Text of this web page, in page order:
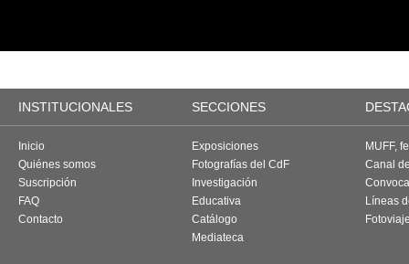
INSTITUCIONALES SECCIONES
Inicio
Quiénes somos
Suscripción
FAQ
Contacto
Exposiciones
Fotografías del CdF
Investigación
Educativa
Catálogo
Mediateca
MUFF,
Canal
Líneas